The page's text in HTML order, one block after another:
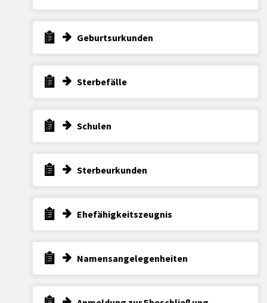
Geburtsurkunden
Sterbefälle
Schulen
Sterbeurkunden
Ehefähigkeitszeugnis
Namensangelegenheiten